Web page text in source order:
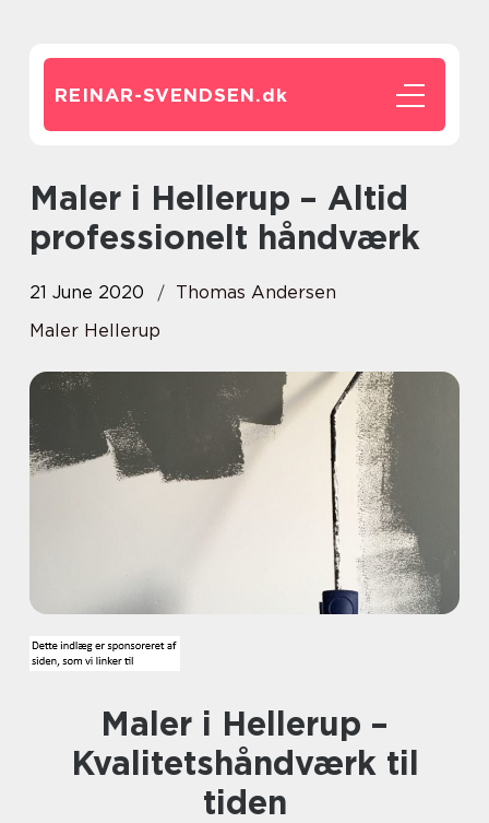
REINAR-SVENDSEN.dk
Maler i Hellerup – Altid
professionelt håndværk
21 June 2020
Thomas Andersen
Maler Hellerup
Maler i Hellerup –
Kvalitetshåndværk til
tiden